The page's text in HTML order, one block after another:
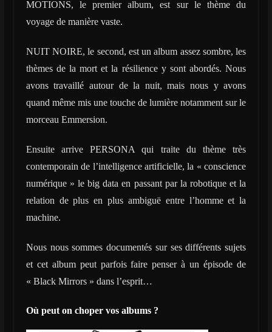
MOTIONS, le premier album, est sur le thème du
voyage de manière vaste.
NUIT NOIRE, le second, est un album assez sombre, les
thèmes de la mort et la résilience y sont abordés. Nous
avons travaillé autour de la nuit, mais nous y avons
quand même mis une touche de lumière notamment sur le
morceau Emmersion.
Ensuite arrive PERSONA qui traite du thème très
contemporain de l’intelligence artificielle, la « conscience
numérique » le big data en passant par la robotique et la
relation de plus en plus ambiguë entre l’homme et la
machine.
Nous nous sommes documentés sur ses différents sujets
et cet album peut parfois faire penser à un épisode de
« Black Mirrors » dans l’esprit…
Où peut on choper vos albums ?